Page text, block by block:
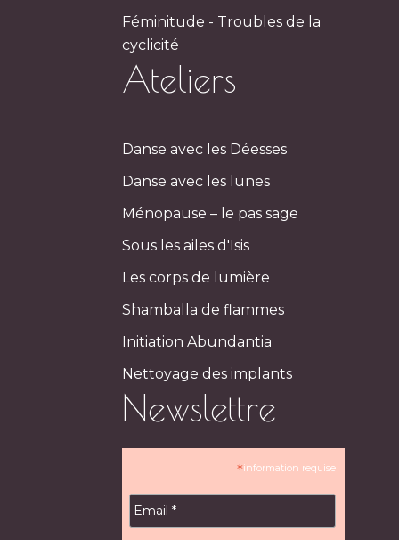
Féminitude - Troubles de la
cyclicité
Ateliers
Danse avec les Déesses
Danse avec les lunes
Ménopause – le pas sage
Sous les ailes d'Isis
Les corps de lumière
Shamballa de flammes
Initiation Abundantia
Nettoyage des implants
Newslettre
*information requise